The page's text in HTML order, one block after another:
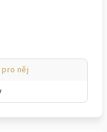
pro něj